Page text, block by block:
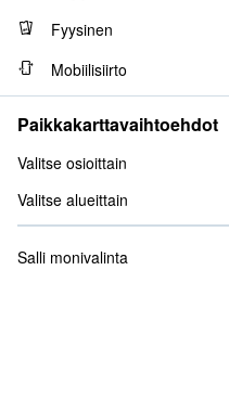
Fyysinen
Mobiilisiirto
Paikkakarttavaihtoehdot
Valitse osioittain
Valitse alueittain
Salli monivalinta